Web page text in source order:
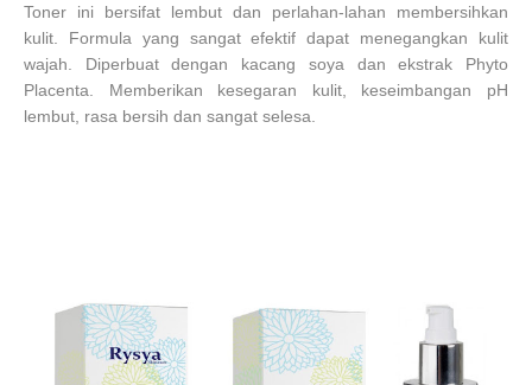
Toner ini bersifat lembut dan perlahan-lahan
membersihkan
kulit.
Formula yang sangat efektif dapat menegangkan kulit
wajah. Diperbuat dengan kacang soya dan ekstrak
Phyto
Placenta.
Memberikan kesegaran kulit, keseimbangan pH
lembut, rasa bersih dan sangat selesa.